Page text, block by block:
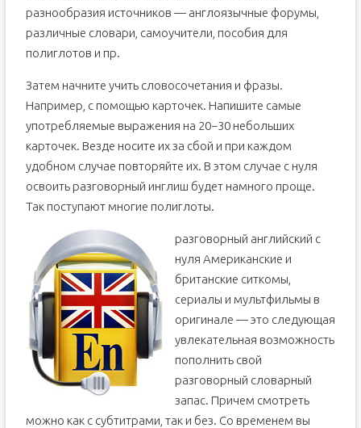
разнообразия источников — англоязычные форумы,
различные словари, самоучители, пособия для
полиглотов и пр.
Затем начните учить словосочетания и фразы.
Например, с помощью карточек. Напишите самые
употребляемые выражения на 20−30 небольших
карточек. Везде носите их за сбой и при каждом
удобном случае повторяйте их. В этом случае с нуля
освоить разговорный инглиш будет намного проще.
Так поступают многие полиглоты.
разговорный английский с
нуля Американские и
британские ситкомы,
сериалы и мультфильмы в
оригинале — это следующая
увлекательная возможность
пополнить свой
разговорный словарный
запас. Причем смотреть
можно как с субтитрами, так и без. Со временем вы